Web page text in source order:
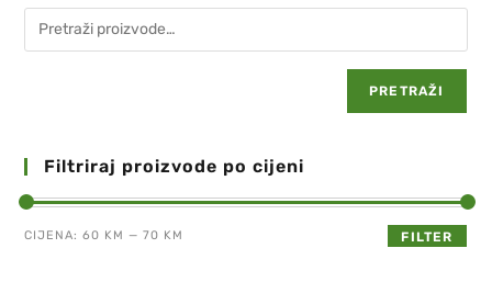
PRETRAŽI
Filtriraj proizvode po cijeni
FILTER
CIJENA:60 KM —70 KM